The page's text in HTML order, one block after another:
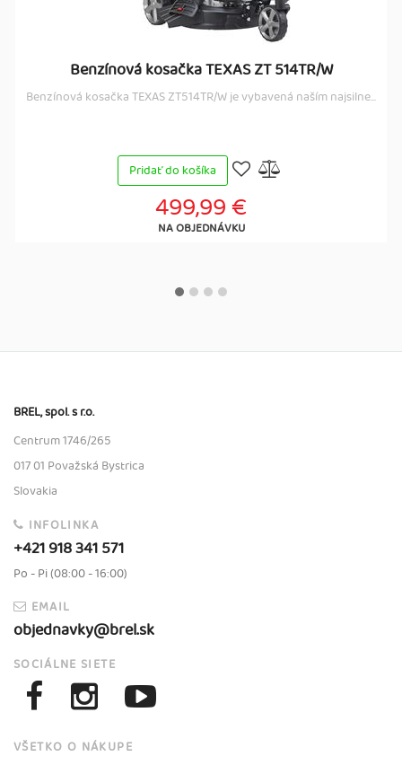
Benzínová kosačka TEXAS ZT 514TR/W
Benzínová kosačka TEXAS ZT514TR/W je vybavená naším najsilne...
Pridať do košíka
499,99 €
NA OBJEDNÁVKU
BREL, spol. s r.o.
Centrum 1746/265
017 01 Považská Bystrica
Slovakia
INFOLINKA
+421 918 341 571
Po - Pi (08:00 - 16:00)
EMAIL
objednavky@brel.sk
SOCIÁLNE SIETE
VŠETKO O NÁKUPE